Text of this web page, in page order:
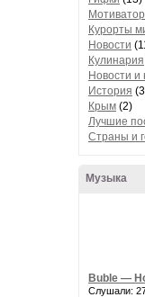
Курорты
Новости
Кулинария
Новости и
История
Крым (2)
Лучшие
Страны и
Музыка
Buble —
Слушали: